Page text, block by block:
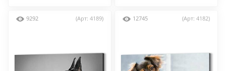
9292 (Арт: 4189) 12745 (Арт: 4182)